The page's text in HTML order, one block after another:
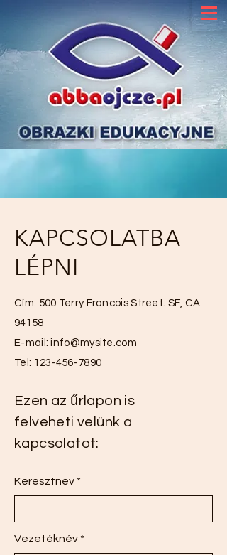
KAPCSOLATBA
LÉPNI
Cím: 500 Terry Francois Street. SF, CA
94158
E-mail:info@mysite.com
Tel: 123-456-7890
Ezen az űrlapon is
felveheti velünk a
kapcsolatot:
Keresztnév
Vezetéknév